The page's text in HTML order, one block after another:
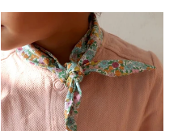
prijs